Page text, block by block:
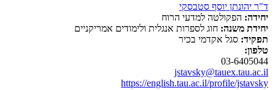
ד"ר יהונתן יוסף סטבסקי
יחידה: הפקולטה למדעי הרוח
יחידת משנה: חוג לספרות אנגלית ולימודים אמריקניים
תפקיד: סגל אקדמי בכיר
טלפון:
03-6405044
jstavsky@tauex.tau.ac.il
https://english.tau.ac.il/profile/jstavsky